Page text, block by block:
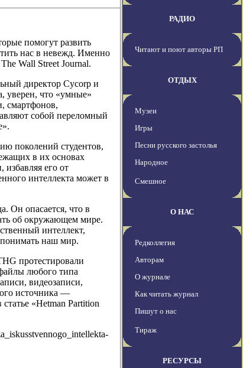
помогут развить
нас в невежд. Именно
Wall Street Journal.
директор Cycorp и
уверен, что «умные»
смартфонов,
собой переломный
поколений студентов,
в их основах
его от
интеллекта может в
Он опасается, что в
об окружающем мире.
интеллект,
понимать наш мир.
протестировали
любого типа
видеозаписи,
источника —
«Hetman Partition
РАДИО
Читают и поют авторы РП
ОТДЫХ
Музеи
Игры
Песни русского застолья
Народное
Смешное
О НАС
Редколлегия
Авторам
О журнале
Как читать журнал
Пишут о нас
Тираж
РЕСУРСЫ